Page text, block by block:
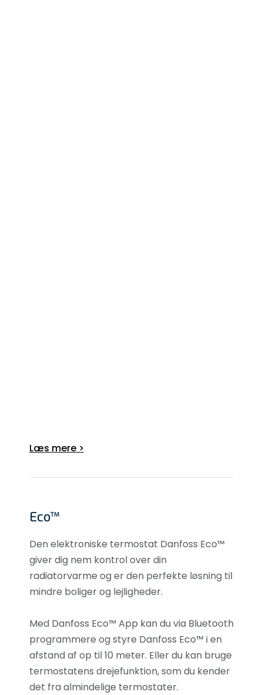
Læs mere >​
​Eco™
​Den elektroniske termostat Danfoss Eco™
giver dig nem kontrol over din
radiatorvarme og er den perfekte løsning til
mindre boliger og lejligheder.
Med Danfoss Eco™ App kan du via Bluetooth
programmere og styre Danfoss Eco™ i en
afstand af op til 10 meter. Eller du kan bruge
termostatens drejefunktion, som du kender
det fra almindelige termostater.